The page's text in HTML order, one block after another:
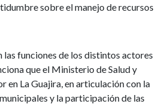
sobre el manejo de recursos
funciones de los distintos actores
que el Ministerio de Salud y
en La Guajira, en articulación con la
y la participación de las